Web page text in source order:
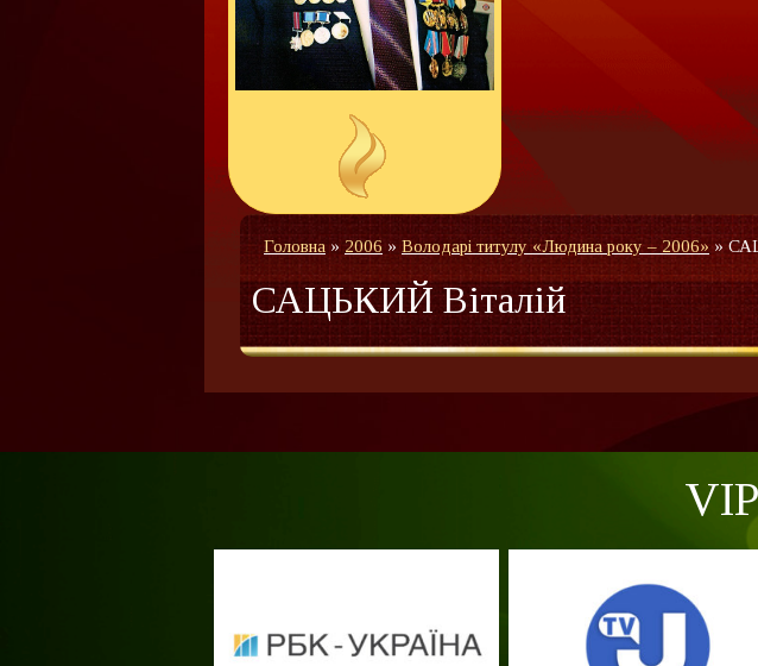
Головна» 2006 » Володарі титулу «Людина року – 2006» »
САЦЬКИЙ Віталій